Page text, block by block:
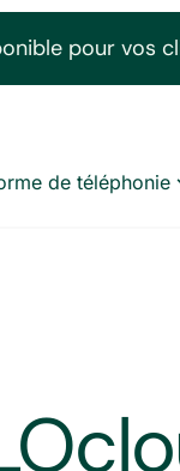
pour vos
de téléphonie